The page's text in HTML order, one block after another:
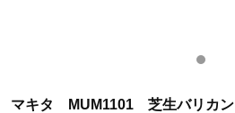
マキタ MUM1101 芝生バリカン